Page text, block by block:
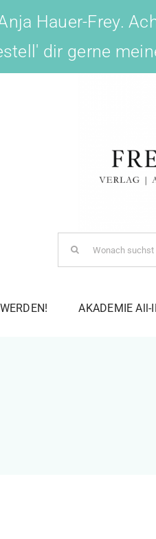
Hauer-Frey.
dir gerne
Search
for:
AKADEMIE All-